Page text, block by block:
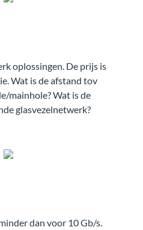
oplossingen. De prijs is
Wat is de afstand tov
mainhole? Wat is de
glasvezelnetwerk?
dan voor 10 Gb/s.